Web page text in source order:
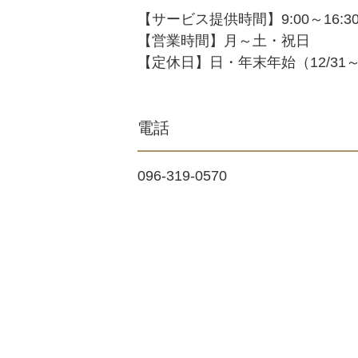
【サービス提供時間】9:00～
【営業時間】月～土・祝日
【定休日】日・年末年始（12/31～
電話
096-319-0570